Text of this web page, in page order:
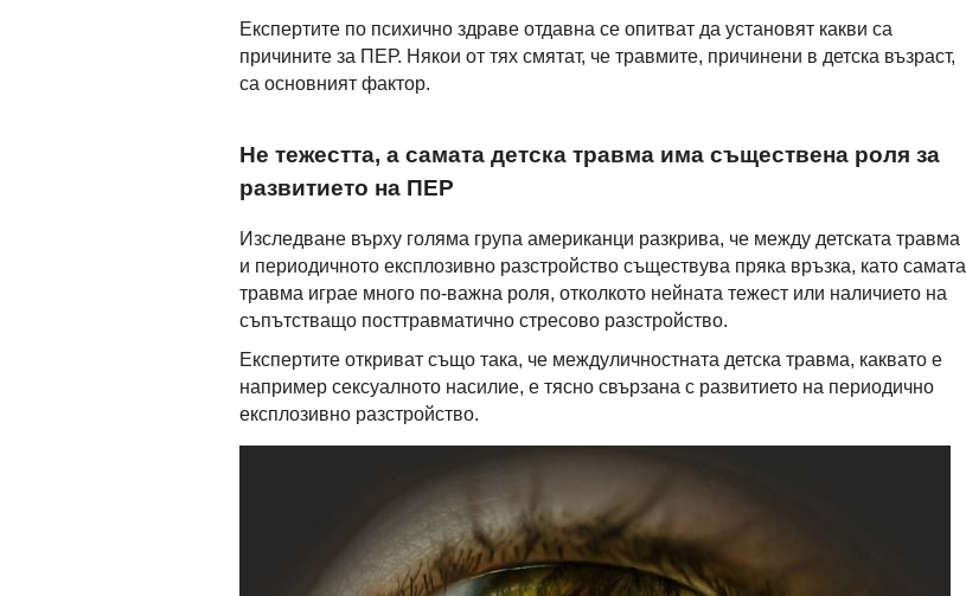
Експертите по психично здраве отдавна се опитват да установят какви са
причините за ПЕР. Някои от тях смятат, че травмите, причинени в детска възраст,
са основният фактор.
Не тежестта, а самата детска травма има съществена роля за
развитието на ПЕР
Изследване върху голяма група американци разкрива, че между детската травма
и периодичното експлозивно разстройство съществува пряка връзка, като самата
травма играе много по-важна роля, отколкото нейната тежест или наличието на
съпътстващо посттравматично стресово разстройство.
Експертите откриват също така, че междуличностната детска травма, каквато е
например сексуалното насилие, е тясно свързана с развитието на периодично
експлозивно разстройство.